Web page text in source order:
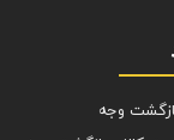
وجه